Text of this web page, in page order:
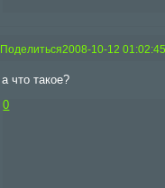
Поделиться2008-10-12 01:02:45
а что такое?
0